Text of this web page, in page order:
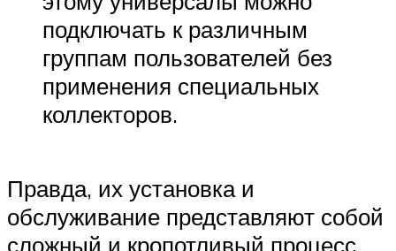
подключать к различным
группам пользователей без
применения специальных
коллекторов.
Правда, их установка и
обслуживание представляют собой
сложный и кропотливый процесс.